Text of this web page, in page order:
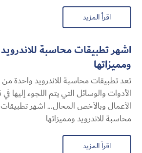
اقرأ المزيد
اشهر تطبيقات محاسبة للاندرويد
ومميزاتها
تعد تطبيقات محاسبة للاندرويد واحدة
الأدوات والوسائل التي يتم اللجوء إليها
الأعمال وبالأخص المحال... اشهر تطبيقات
محاسبة للاندرويد ومميزاتها
اقرأ المزيد